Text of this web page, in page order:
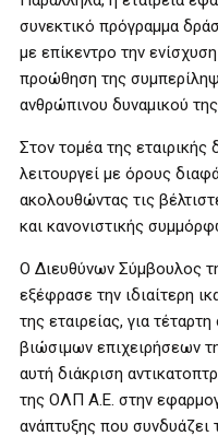
συνεκτικό πρόγραμμα
με επίκεντρο την
προώθηση της
ανθρώπινου δυναμικού
Στον τομέα της
λειτουργεί με όρους
ακολουθώντας τις
και κανονιστικής
Ο Διευθύνων Σύμβουλος
εξέφρασε την ιδιαίτερη
της εταιρείας, για
βιώσιμων επιχειρήσεων
αυτή διάκριση
της ΟΛΠ Α.Ε. στην
ανάπτυξης που συνδυάζει